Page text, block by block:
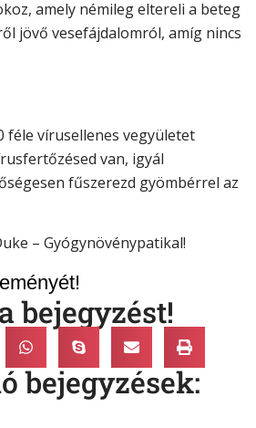
amely némileg eltereli a beteg
jövő vesefájdalomról, amíg nincs
féle vírusellenes vegyületet
van, igyál
fűszerezd gyömbérrel az
– Gyógynövénypatikal!
bejegyzést!
bejegyzések: